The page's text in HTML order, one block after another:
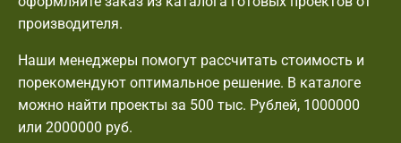
производителя.
Наши менеджеры помогут рассчитать стоимость и
порекомендуют оптимальное решение. В каталоге
можно найти проекты за 500 тыс. Рублей, 1000000
или 2000000 руб.